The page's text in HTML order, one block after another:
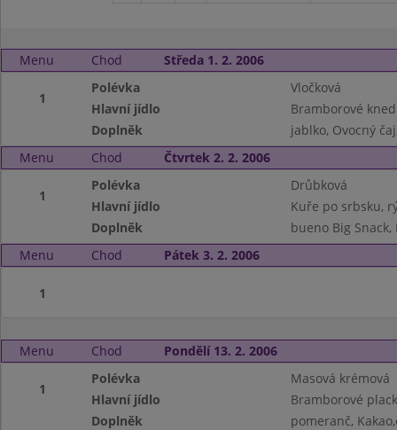
Menu Chod Středa 1. 2. 2006
1
Polévka
Vločková
Hlavní jídlo
Bramborové
Doplněk
jablko, Ovocný
Menu
Chod Čtvrtek 2. 2. 2006
1
Polévka
Drůbková
Hlavní jídlo
Kuře po srbsku,
Doplněk
bueno Big Snack,
Menu
Chod Pátek 3. 2. 2006
1
Menu Chod Pondělí 13. 2. 2006
1
Polévka
Masová krémová
Hlavní jídlo
Bramborové
Doplněk
pomeranč,